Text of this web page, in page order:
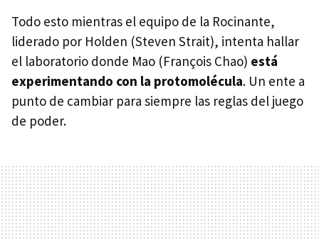
Todo esto mientras el equipo de la Rocinante,
liderado por Holden (Steven Strait), intenta hallar
el laboratorio donde Mao (François Chao) está
experimentando con la protomolécula. Un ente a
punto de cambiar para siempre las reglas del juego
de poder.